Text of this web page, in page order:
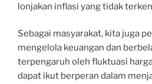
lonjakan inflasi yang tidak
Sebagai masyarakat, kita juga
mengelola keuangan dan
terpengaruh oleh fluktuasi
dapat ikut berperan dalam